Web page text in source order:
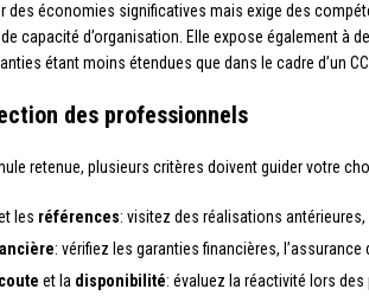
des économies significatives mais exige des
capacité d’organisation. Elle expose également à
étant moins étendues que dans le cadre d’un
des professionnels
retenue, plusieurs critères doivent guider votre
les références: visitez des réalisations
: vérifiez les garanties financières, l’assurance
et la disponibilité: évaluez la réactivité lors